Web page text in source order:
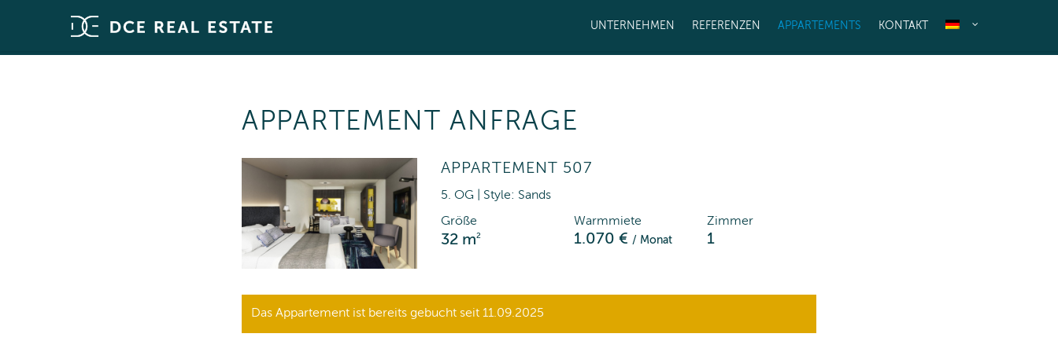
UNTERNEHMEN REFERENZEN APPARTEMENTS KONTAKT
APPARTEMENT ANFRAGE
APPARTEMENT 507
5. OG | Style: Sands
Größe
32 m2
Warmmiete
1.070 €/ Monat
Zimmer
1
Das Appartement ist bereits gebucht seit 11.09.2025